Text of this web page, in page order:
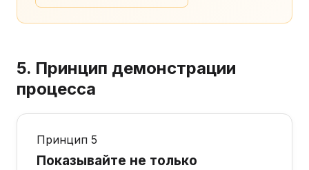
5. Принцип демонстрации
процесса
Принцип 5
Показывайте не только